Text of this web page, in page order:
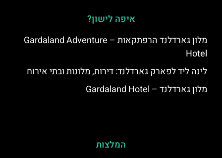
איפה לישון?
מלון גארדלנד הרפתקאות – Gardaland Adventure
Hotel
לינה ליד לפארק גארדלנד: דירות, מלונות ובתי אירוח
מלון גארדלנד – Gardaland Hotel
המלצות